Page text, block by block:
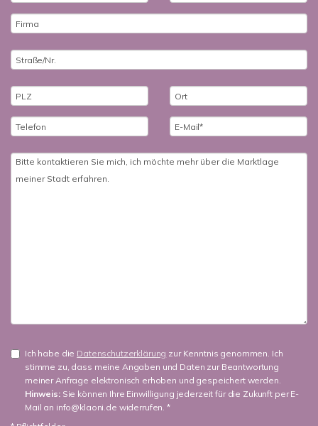
Ich habe die Datenschutzerklärung zur Kenntnis genommen. Ich
stimme zu, dass meine Angaben und Daten zur Beantwortung
meiner Anfrage elektronisch erhoben und gespeichert werden.
Hinweis:Sie können Ihre Einwilligung jederzeit für die Zukunft per E-
Mail an info@klaoni.de widerrufen. *